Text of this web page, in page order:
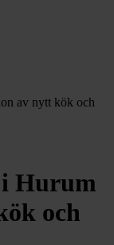
av nytt kök och
Hurum
och